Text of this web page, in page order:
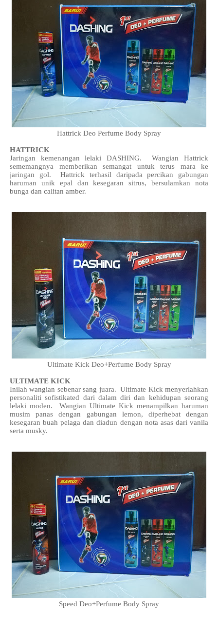
Hattrick Deo Perfume Body Spray
HATTRICK
Jaringan kemenangan lelaki DASHING. Wangian Hattrick
sememangnya memberikan semangat untuk terus mara ke
jaringan gol. Hattrick terhasil daripada percikan gabungan
haruman unik epal dan kesegaran sitrus, bersulamkan nota
bunga dan calitan amber.
Ultimate Kick Deo+Perfume Body Spray
ULTIMATE KICK
Inilah wangian sebenar sang juara. Ultimate Kick menyerlahkan
personaliti sofistikated dari dalam diri dan kehidupan seorang
lelaki moden. Wangian Ultimate Kick menampilkan haruman
musim panas dengan gabungan lemon, diperhebat dengan
kesegaran buah pelaga dan diadun dengan nota asas dari vanila
serta musky.
Speed Deo+Perfume Body Spray